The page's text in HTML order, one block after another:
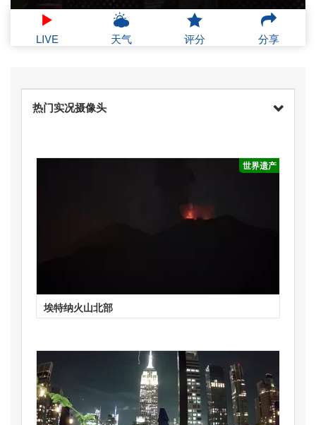
LIVE 天气 评分 分享
热门实况摄像头
世界遗产
埃特纳火山北部